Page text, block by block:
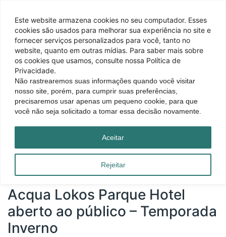
Este website armazena cookies no seu computador. Esses
cookies são usados ​​para melhorar sua experiência no site e
fornecer serviços personalizados para você, tanto no
website, quanto em outras mídias. Para saber mais sobre
os cookies que usamos, consulte nossa Política de
Privacidade.
Não rastrearemos suas informações quando você visitar
nosso site, porém, para cumprir suas preferências,
precisaremos usar apenas um pequeno cookie, para que
você não seja solicitado a tomar essa decisão novamente.
Rejeitar
Aceitar
Página inicial|Blog|Acqua Lokos Parque Hotel aberto ao público – Temporada
Acqua Lokos Parque Hotel
aberto ao público – Temporada
Inverno